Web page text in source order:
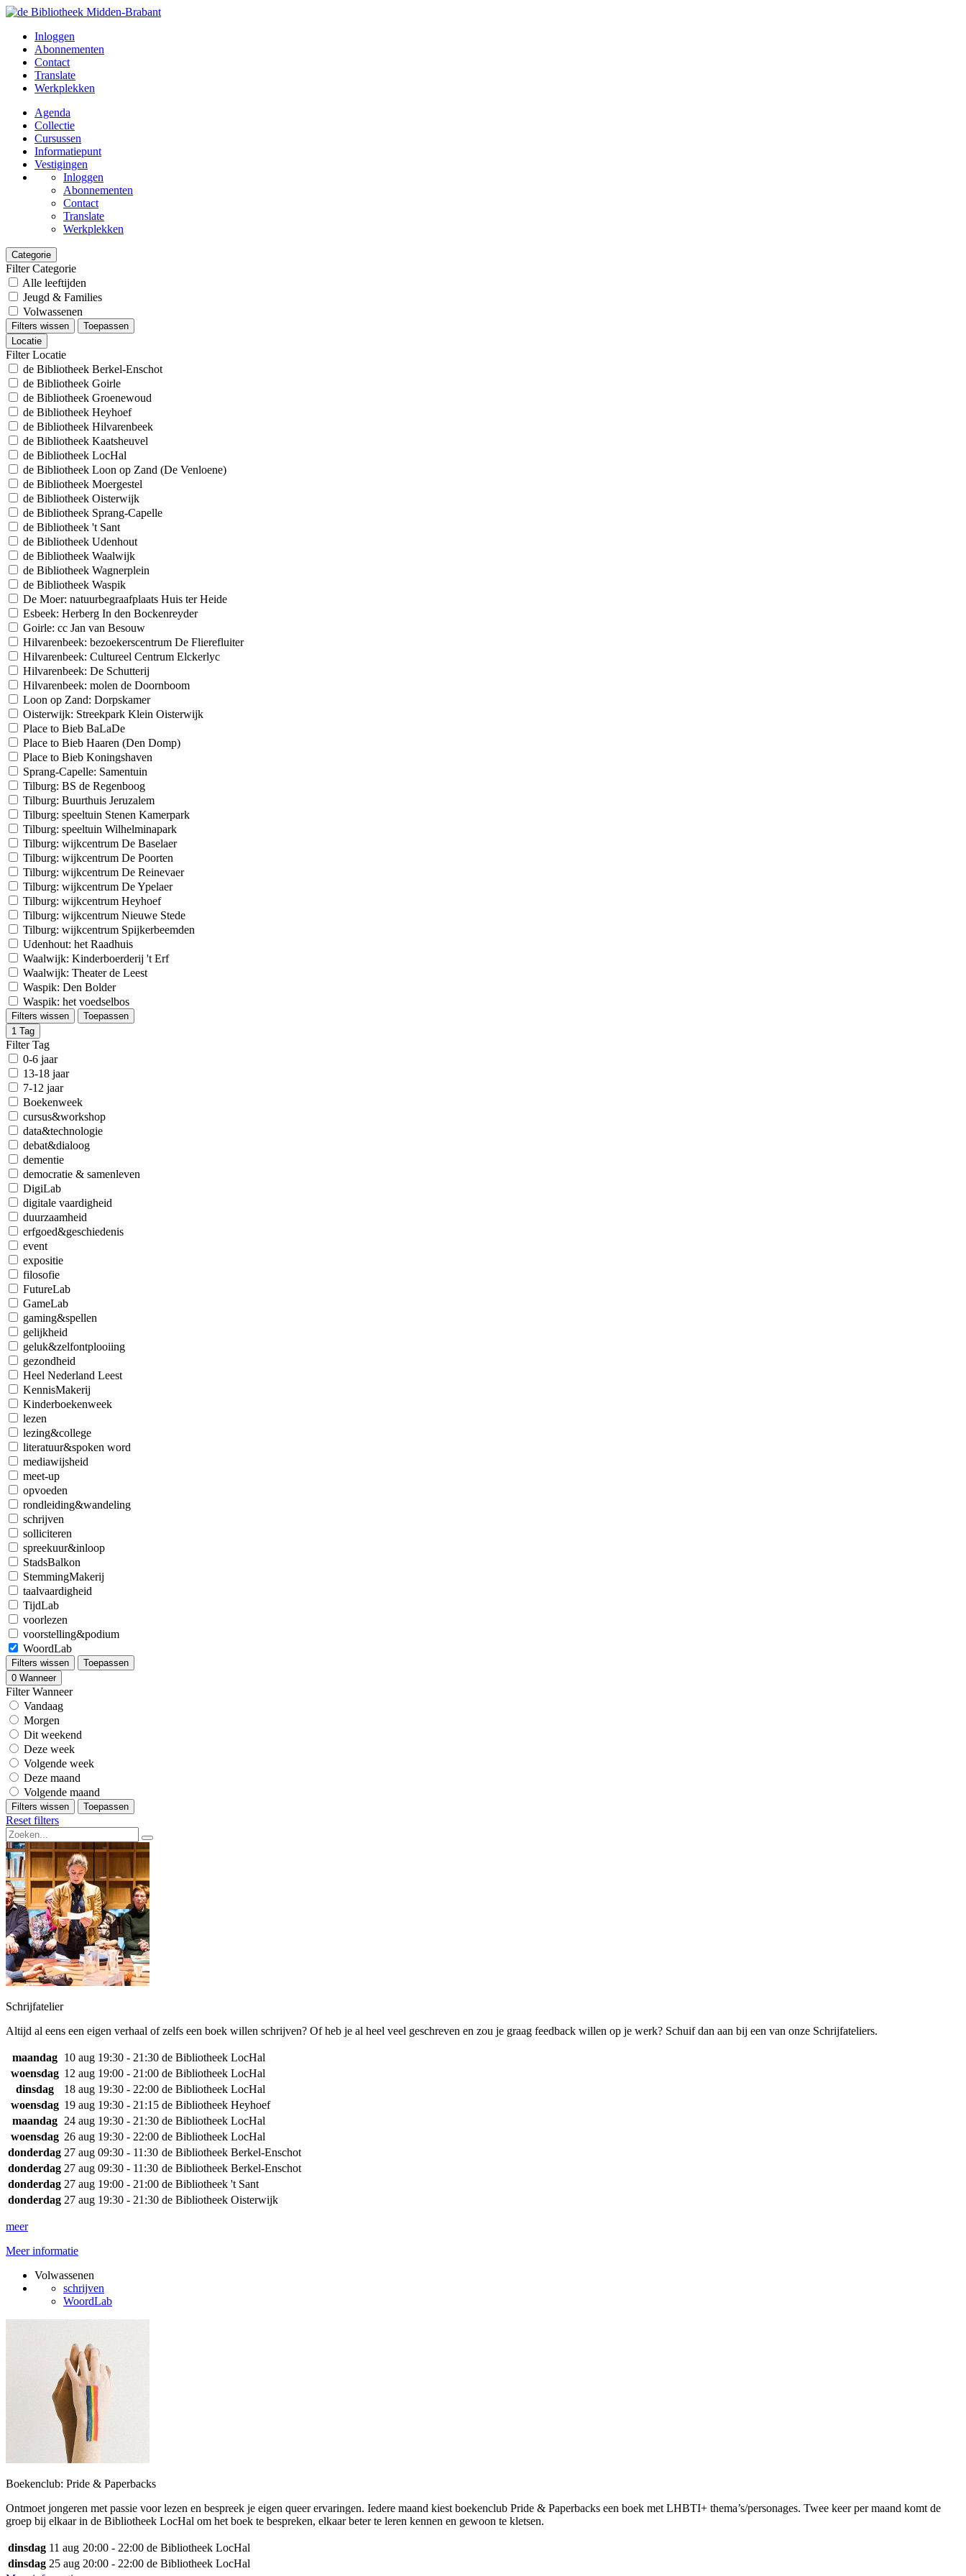
Inloggen
Abonnementen
Contact
Translate
Werkplekken
Agenda
Collectie
Cursussen
Informatiepunt
Vestigingen
Inloggen
Abonnementen
Contact
Translate
Werkplekken
Categorie
Filter Categorie
Alle leeftijden
Jeugd & Families
Volwassenen
Filters wissen
Toepassen
Locatie
Filter Locatie
de Bibliotheek Berkel-Enschot
de Bibliotheek Goirle
de Bibliotheek Groenewoud
de Bibliotheek Heyhoef
de Bibliotheek Hilvarenbeek
de Bibliotheek Kaatsheuvel
de Bibliotheek LocHal
de Bibliotheek Loon op Zand (De Venloene)
de Bibliotheek Moergestel
de Bibliotheek Oisterwijk
de Bibliotheek Sprang-Capelle
de Bibliotheek 't Sant
de Bibliotheek Udenhout
de Bibliotheek Waalwijk
de Bibliotheek Wagnerplein
de Bibliotheek Waspik
De Moer: natuurbegraafplaats Huis ter Heide
Esbeek: Herberg In den Bockenreyder
Goirle: cc Jan van Besouw
Hilvarenbeek: bezoekerscentrum De Flierefluiter
Hilvarenbeek: Cultureel Centrum Elckerlyc
Hilvarenbeek: De Schutterij
Hilvarenbeek: molen de Doornboom
Loon op Zand: Dorpskamer
Oisterwijk: Streekpark Klein Oisterwijk
Place to Bieb BaLaDe
Place to Bieb Haaren (Den Domp)
Place to Bieb Koningshaven
Sprang-Capelle: Samentuin
Tilburg: BS de Regenboog
Tilburg: Buurthuis Jeruzalem
Tilburg: speeltuin Stenen Kamerpark
Tilburg: speeltuin Wilhelminapark
Tilburg: wijkcentrum De Baselaer
Tilburg: wijkcentrum De Poorten
Tilburg: wijkcentrum De Reinevaer
Tilburg: wijkcentrum De Ypelaer
Tilburg: wijkcentrum Heyhoef
Tilburg: wijkcentrum Nieuwe Stede
Tilburg: wijkcentrum Spijkerbeemden
Udenhout: het Raadhuis
Waalwijk: Kinderboerderij 't Erf
Waalwijk: Theater de Leest
Waspik: Den Bolder
Waspik: het voedselbos
Filters wissen
Toepassen
1 Tag
Filter Tag
0-6 jaar
13-18 jaar
7-12 jaar
Boekenweek
cursus&workshop
data&technologie
debat&dialoog
dementie
democratie & samenleven
DigiLab
digitale vaardigheid
duurzaamheid
erfgoed&geschiedenis
event
expositie
filosofie
FutureLab
GameLab
gaming&spellen
gelijkheid
geluk&zelfontplooiing
gezondheid
Heel Nederland Leest
KennisMakerij
Kinderboekenweek
lezen
lezing&college
literatuur&spoken word
mediawijsheid
meet-up
opvoeden
rondleiding&wandeling
schrijven
solliciteren
spreekuur&inloop
StadsBalkon
StemmingMakerij
taalvaardigheid
TijdLab
voorlezen
voorstelling&podium
WoordLab
Filters wissen
Toepassen
0 Wanneer
Filter Wanneer
Vandaag
Morgen
Dit weekend
Deze week
Volgende week
Deze maand
Volgende maand
Filters wissen Toepassen
Reset filters
Schrijfatelier
Altijd al eens een eigen verhaal of zelfs een boek willen schrijven? Of heb je al heel veel geschreven en zou je graag feedback willen op je werk? Schuif dan aan bij een van onze Schrijfateliers.
maandag 10 aug 19:30 - 21:30 de Bibliotheek LocHal
woensdag 12 aug 19:00 - 21:00 de Bibliotheek LocHal
dinsdag
18 aug 19:30 - 22:00 de Bibliotheek LocHal
woensdag 19 aug 19:30 - 21:15 de Bibliotheek Heyhoef
maandag
24 aug 19:30 - 21:30 de Bibliotheek LocHal
woensdag 26 aug 19:30 - 22:00 de Bibliotheek LocHal
donderdag 27 aug 09:30 - 11:30 de Bibliotheek Berkel-Enschot
donderdag 27 aug 09:30 - 11:30 de Bibliotheek Berkel-Enschot
donderdag 27 aug 19:00 - 21:00 de Bibliotheek 't Sant
donderdag 27 aug 19:30 - 21:30 de Bibliotheek Oisterwijk
meer
Meer informatie
Volwassenen
schrijven
WoordLab
Boekenclub: Pride & Paperbacks
Ontmoet jongeren met passie voor lezen en bespreek je eigen queer ervaringen. Iedere maand kiest boekenclub Pride & Paperbacks een boek met LHBTI+ thema’s/personages. Twee keer per maand komt de
groep bij elkaar in de Bibliotheek LocHal om het boek te bespreken, elkaar beter te leren kennen en gewoon te kletsen.
dinsdag 11 aug 20:00 - 22:00 de Bibliotheek LocHal
dinsdag 25 aug 20:00 - 22:00 de Bibliotheek LocHal